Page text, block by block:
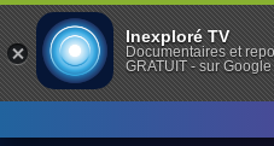
Inexploré TV
Documentaires et
GRATUIT - sur